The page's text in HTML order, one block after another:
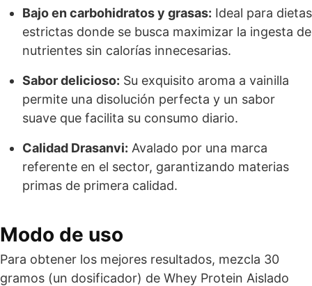
Bajo en carbohidratos y grasas: Ideal para dietas
estrictas donde se busca maximizar la ingesta de
nutrientes sin calorías innecesarias.
Sabor delicioso: Su exquisito aroma a vainilla
permite una disolución perfecta y un sabor
suave que facilita su consumo diario.
Calidad Drasanvi: Avalado por una marca
referente en el sector, garantizando materias
primas de primera calidad.
Modo de uso
Para obtener los mejores resultados, mezcla 30
gramos (un dosificador) de Whey Protein Aislado